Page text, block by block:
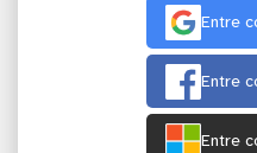
Entre
Entre
Entre